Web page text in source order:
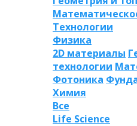
Технологии
Физика
2D материалы
технологии
Фотоника
Химия
Все
Life Science